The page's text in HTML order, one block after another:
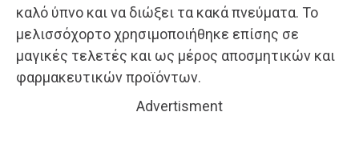
καλό ύπνο και να διώξει τα κακά πνεύματα. Το
μελισσόχορτο χρησιμοποιήθηκε επίσης σε
μαγικές τελετές και ως μέρος αποσμητικών και
φαρμακευτικών προϊόντων.
Advertisment